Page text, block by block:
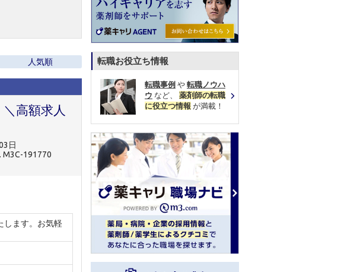
人気順
高額求人
日
M3C-191770
します。お気軽
転職お役立ち情報
転職事例 や 転職ノウハ
ウ など、 薬剤師の転職
に役立つ情報 が満載！